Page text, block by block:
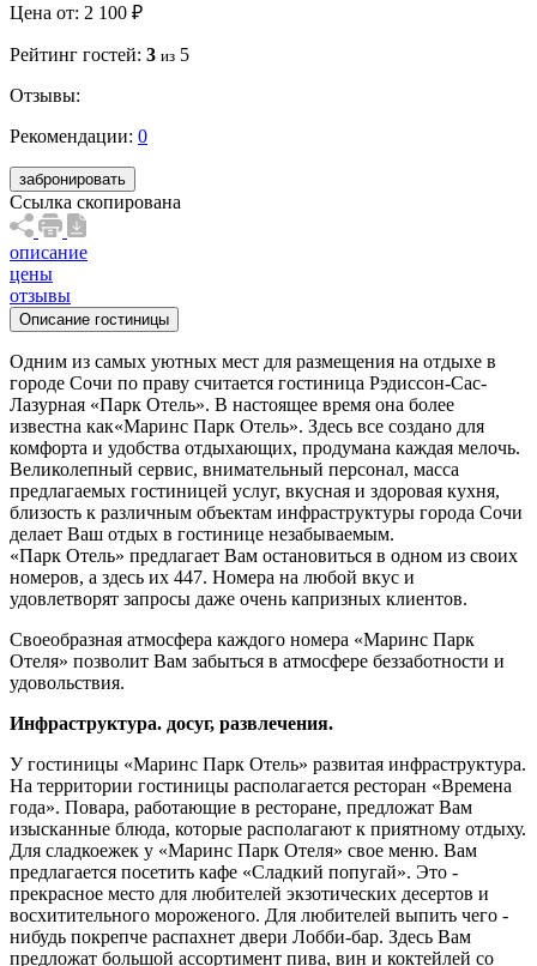
Цена от: 2 100 ₽
Рейтинг гостей: 3 из 5
Отзывы:
Рекомендации: 0
забронировать
Ссылка скопирована
описание
цены
отзывы
Описание гостиницы
Одним из самых уютных мест для размещения на отдыхе в
городе Сочи по праву считается гостиница Рэдиссон-Сас-
Лазурная «Парк Отель». В настоящее время она более
известна как«Маринс Парк Отель». Здесь все создано для
комфорта и удобства отдыхающих, продумана каждая мелочь.
Великолепный сервис, внимательный персонал, масса
предлагаемых гостиницей услуг, вкусная и здоровая кухня,
близость к различным объектам инфраструктуры города Сочи
делает Ваш отдых в гостинице незабываемым.
«Парк Отель» предлагает Вам остановиться в одном из своих
номеров, а здесь их 447. Номера на любой вкус и
удовлетворят запросы даже очень капризных клиентов.
Своеобразная атмосфера каждого номера «Маринс Парк
Отеля» позволит Вам забыться в атмосфере беззаботности и
удовольствия.
Инфраструктура. досуг, развлечения.
У гостиницы «Маринс Парк Отель» развитая инфраструктура.
На территории гостиницы располагается ресторан «Времена
года». Повара, работающие в ресторане, предложат Вам
изысканные блюда, которые располагают к приятному отдыху.
Для сладкоежек у «Маринс Парк Отеля» свое меню. Вам
предлагается посетить кафе «Сладкий попугай». Это -
прекрасное место для любителей экзотических десертов и
восхитительного мороженого. Для любителей выпить чего -
нибудь покрепче распахнет двери Лобби-бар. Здесь Вам
предложат большой ассортимент пива, вин и коктейлей со